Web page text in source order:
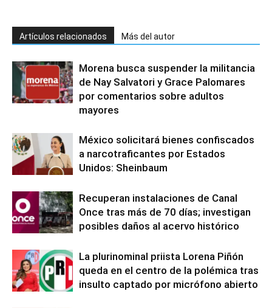
Artículos relacionados Más del autor
Morena busca suspender la militancia
de Nay Salvatori y Grace Palomares
por comentarios sobre adultos
mayores
México solicitará bienes confiscados
a narcotraficantes por Estados
Unidos: Sheinbaum
Recuperan instalaciones de Canal
Once tras más de 70 días; investigan
posibles daños al acervo histórico
La plurinominal priista Lorena Piñón
queda en el centro de la polémica tras
insulto captado por micrófono abierto